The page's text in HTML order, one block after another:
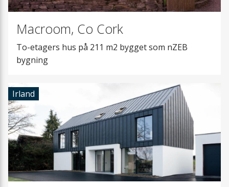
Macroom, Co Cork
To-etagers hus på 211 m2 bygget som nZEB
bygning
Irland